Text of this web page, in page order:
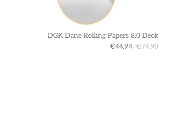
DGK Dane Rolling Papers 8.0 Deck
€44,94 €74,90